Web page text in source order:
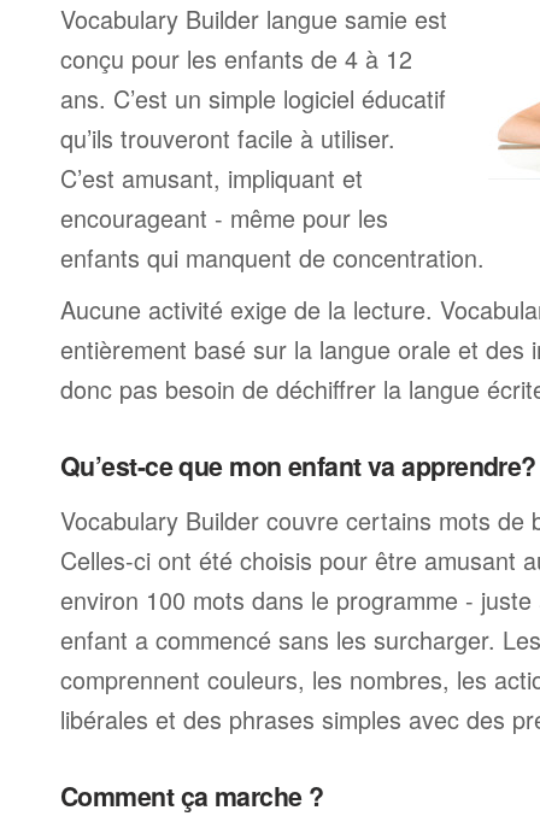
Vocabulary Builder langue samie est
conçu pour les enfants de 4 à 12
ans. C’est un simple logiciel éducatif
qu’ils trouveront facile à utiliser.
C’est amusant, impliquant et
encourageant - même pour les
enfants qui manquent de concentration.
Aucune activité exige de la lecture.
entièrement basé sur la langue orale et des
donc pas besoin de déchiffrer la langue
Qu’est-ce que mon enfant va apprendre?
Vocabulary Builder couvre certains mots de
Celles-ci ont été choisis pour être amusant
environ 100 mots dans le programme -
enfant a commencé sans les surcharger.
comprennent couleurs, les nombres, les
libérales et des phrases simples avec des
Comment ça marche ?